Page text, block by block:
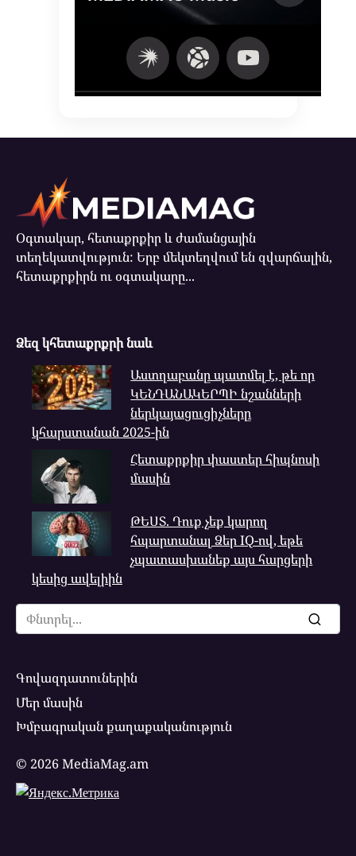
Օգտակար, հետաքրքիր և ժամանցային
տեղեկատվություն: Երբ մեկտեղվում են զվարճալին,
հետաքրքիրն ու օգտակարը...
Ձեզ կհետաքրքրի նաև
Աստղաբանը պատմել է, թե որ
ԿԵՆԴԱՆԱԿԵՐՊԻ նշանների
ներկայացուցիչները
կհարստանան 2025-ին
Հետաքրքիր փաստեր հիպնոսի
մասին
ԹԵՍՏ. Դուք չեք կարող
հպարտանալ Ձեր IQ-ով, եթե
չպատասխանեք այս հարցերի
կեսից ավելիին
Search
for:
Գովազդատուներին
Մեր մասին
Խմբագրական քաղաքականություն
© 2026 MediaMag.am